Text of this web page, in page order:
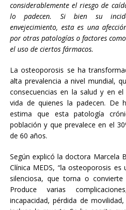
considerablemente el riesgo de
lo padecen. Si bien su
envejecimiento, esta es una
por otras patologías o factores
el uso de ciertos fármacos.
La osteoporosis se ha
alta prevalencia a nivel mundial,
consecuencias en la salud y en
vida de quienes la padecen. De
estima que esta patología
población y que prevalece en el
de 60 años.
Según explicó la doctora Marcela
Clínica MEDS, “la osteoporosis
silenciosa, que torna o
Produce varias
incapacidad, pérdida de